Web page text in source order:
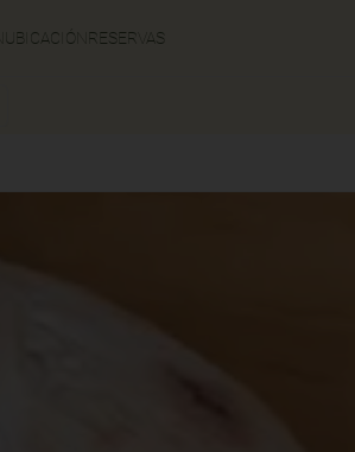
UBICACIÓN RESERVAS